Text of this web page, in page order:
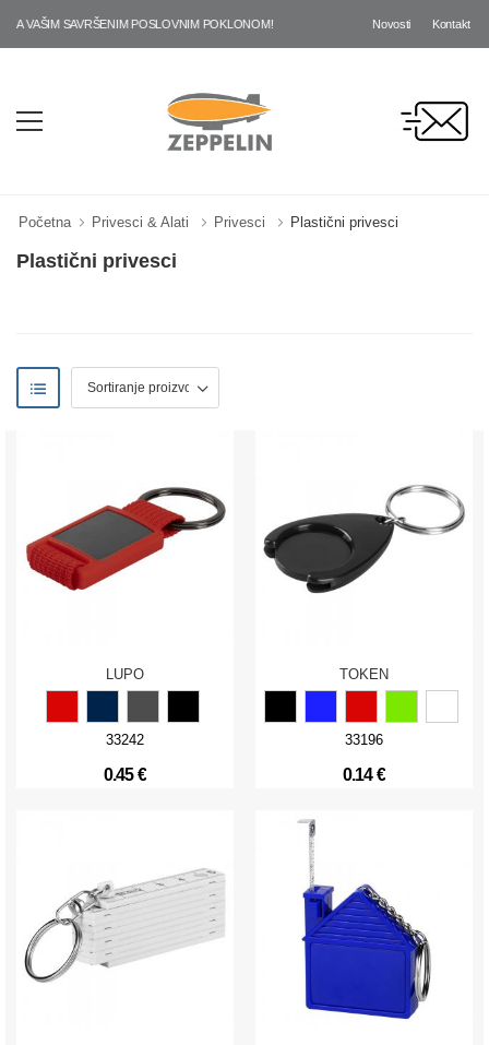
SAVRŠENIM POSLOVNIM POKLONOM! Novosti Kontakt
Početna Privesci & Alati Privesci Plastični privesci
Plastični privesci
LUPO
33242
0.45 €
TOKEN
33196
0.14 €